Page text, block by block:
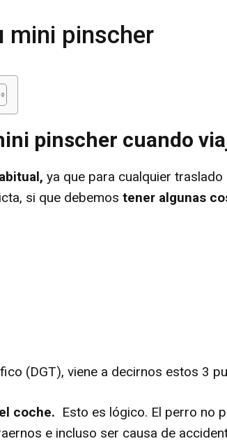
mini pinscher
pinscher cuando
ya que para cualquier traslado
si que debemos tener algunas
(DGT), viene a decirnos estos 3
coche. Esto es lógico. El perro no
e incluso ser causa de